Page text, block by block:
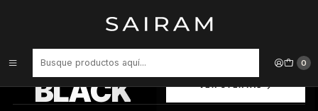
0
PERFUME SUPER NOVA AUTOBIOGRAPHY UNISEX EDP 50 ML
BLACK
SELECCIONADOS